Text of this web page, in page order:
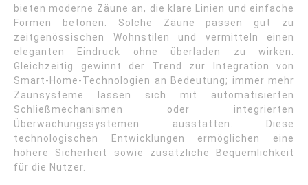
bieten moderne Zäune an, die klare Linien und einfache
Formen betonen. Solche Zäune passen gut zu
zeitgenössischen Wohnstilen und vermitteln einen
eleganten Eindruck ohne überladen zu wirken.
Gleichzeitig gewinnt der Trend zur Integration von
Smart-Home-Technologien an Bedeutung; immer mehr
Zaunsysteme lassen sich mit automatisierten
Schließmechanismen oder integrierten
Überwachungssystemen ausstatten. Diese
technologischen Entwicklungen ermöglichen eine
höhere Sicherheit sowie zusätzliche Bequemlichkeit
für die Nutzer.